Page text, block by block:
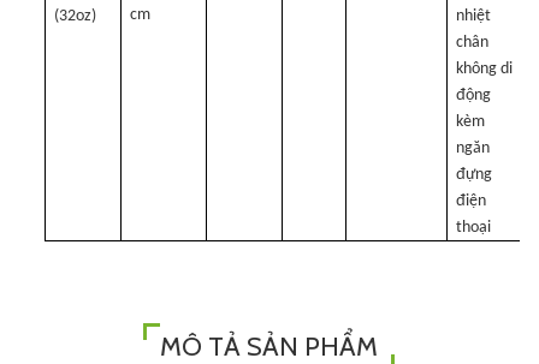
(32oz)
cm
nhiệt
chân
không di
động
kèm
ngăn
đựng
điện
thoại
MÔ TẢ SẢN PHẨM